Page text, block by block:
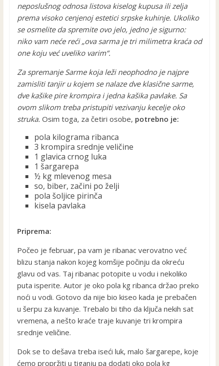
neposlušnog odnosa listova kiselog kupusa ili zelja
prema visoko cenjenoj estetici srpske kuhinje. Ukoliko
se osmelite da spremite ovo jelo, jedno je sigurno:
niko vam neće reći „ova sarma je tri milimetra kraća od
one koju već uveliko varim“.
Za spremanje Sarme koja leži neophodno je najpre
zamisliti tanjir u kojem se nalaze dve klasične sarme,
dve kašike pire krompira i jedna kašika pavlake. Sa
ovom slikom treba pristupiti vezivanju kecelje oko
struka. Osim toga, za četiri osobe, potrebno je:
pola kilograma ribanca
3 krompira srednje veličine
1 glavica crnog luka
1 šargarepa
½ kg mlevenog mesa
so, biber, začini po želji
pola šoljice pirinča
kisela pavlaka
Priprema:
Počeo je februar, pa vam je ribanac verovatno već
blizu stanja nakon kojeg komšije počinju da okreću
glavu od vas. Taj ribanac potopite u vodu i nekoliko
puta isperite. Autor je oko pola kg ribanca držao preko
noći u vodi. Gotovo da nije bio kiseo kada je prebačen
u šerpu za kuvanje. Trebalo bi tiho da ključa nekih sat
vremena, a nešto kraće traje kuvanje tri krompira
srednje veličine.
Dok se to dešava treba iseći luk, malo šargarepe, koje
ćemo propržiti u tiganju pa dodati oko pola kg